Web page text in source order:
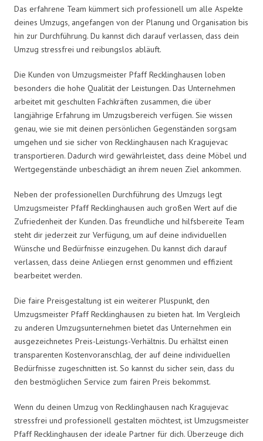
Das erfahrene Team kümmert sich professionell um alle Aspekte
deines Umzugs, angefangen von der Planung und Organisation bis
hin zur Durchführung. Du kannst dich darauf verlassen, dass dein
Umzug stressfrei und reibungslos abläuft.
Die Kunden von Umzugsmeister Pfaff Recklinghausen loben
besonders die hohe Qualität der Leistungen. Das Unternehmen
arbeitet mit geschulten Fachkräften zusammen, die über
langjährige Erfahrung im Umzugsbereich verfügen. Sie wissen
genau, wie sie mit deinen persönlichen Gegenständen sorgsam
umgehen und sie sicher von Recklinghausen nach Kragujevac
transportieren. Dadurch wird gewährleistet, dass deine Möbel und
Wertgegenstände unbeschädigt an ihrem neuen Ziel ankommen.
Neben der professionellen Durchführung des Umzugs legt
Umzugsmeister Pfaff Recklinghausen auch großen Wert auf die
Zufriedenheit der Kunden. Das freundliche und hilfsbereite Team
steht dir jederzeit zur Verfügung, um auf deine individuellen
Wünsche und Bedürfnisse einzugehen. Du kannst dich darauf
verlassen, dass deine Anliegen ernst genommen und effizient
bearbeitet werden.
Die faire Preisgestaltung ist ein weiterer Pluspunkt, den
Umzugsmeister Pfaff Recklinghausen zu bieten hat. Im Vergleich
zu anderen Umzugsunternehmen bietet das Unternehmen ein
ausgezeichnetes Preis-Leistungs-Verhältnis. Du erhältst einen
transparenten Kostenvoranschlag, der auf deine individuellen
Bedürfnisse zugeschnitten ist. So kannst du sicher sein, dass du
den bestmöglichen Service zum fairen Preis bekommst.
Wenn du deinen Umzug von Recklinghausen nach Kragujevac
stressfrei und professionell gestalten möchtest, ist Umzugsmeister
Pfaff Recklinghausen der ideale Partner für dich. Überzeuge dich